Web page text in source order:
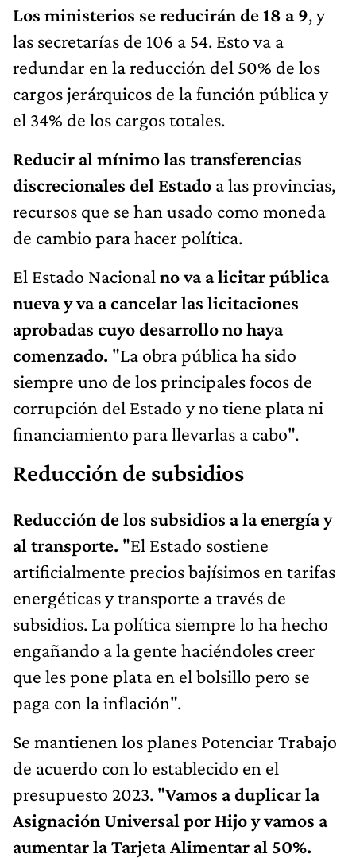
Los ministerios se reducirán de 18 a 9, y
las secretarías de 106 a 54. Esto va a
redundar en la reducción del 50% de los
cargos jerárquicos de la función pública y
el 34% de los cargos totales.
Reducir al mínimo las transferencias
discrecionales del Estado a las provincias,
recursos que se han usado como moneda
de cambio para hacer política.
El Estado Nacional no va a licitar pública
nueva y va a cancelar las licitaciones
aprobadas cuyo desarrollo no haya
comenzado. "La obra pública ha sido
siempre uno de los principales focos de
corrupción del Estado y no tiene plata ni
financiamiento para llevarlas a cabo".
Reducción de subsidios
Reducción de los subsidios a la energía y
al transporte. "El Estado sostiene
artificialmente precios bajísimos en tarifas
energéticas y transporte a través de
subsidios. La política siempre lo ha hecho
engañando a la gente haciéndoles creer
que les pone plata en el bolsillo pero se
paga con la inflación".
Se mantienen los planes Potenciar Trabajo
de acuerdo con lo establecido en el
presupuesto 2023. "Vamos a duplicar la
Asignación Universal por Hijo y vamos a
aumentar la Tarjeta Alimentar al 50%.